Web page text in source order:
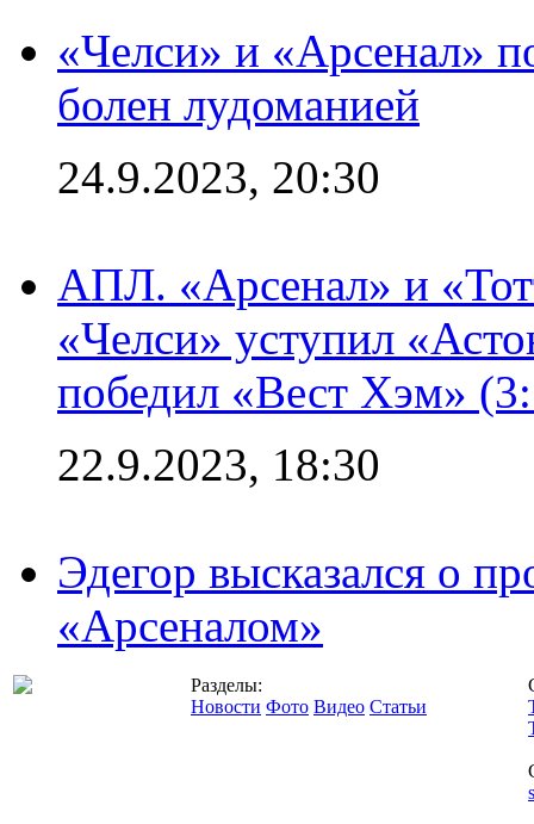
«Челси» и «Арсенал»
болен лудоманией
24.9.2023, 20:30
АПЛ. «Арсенал» и
«Челси» уступил
победил «Вест Хэм»
22.9.2023, 18:30
Эдегор высказался о
«Арсеналом»
Разделы:
Новости Фото Видео Статьи